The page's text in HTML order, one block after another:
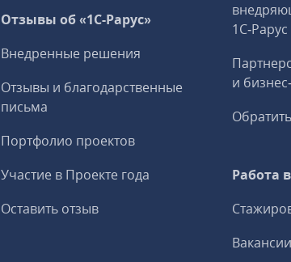
Отзывы об «1С-Рарус»
Внедренные решения
Отзывы и благодарственные
письма
Портфолио проектов
Участие в Проекте года
Оставить отзыв
1С‑Рарус
и
Работа
Вакансии